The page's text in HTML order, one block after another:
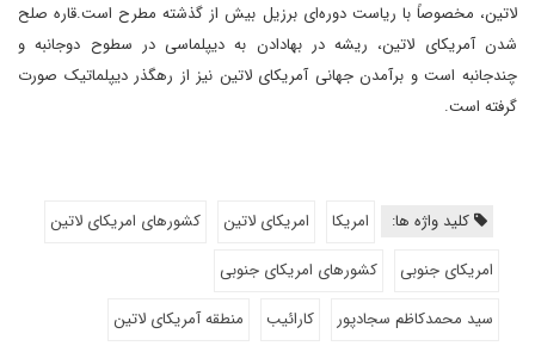
لاتین، مخصوصاً با ریاست دوره‌ای برزیل بیش از گذشته مطرح است.قاره صلح
شدن آمریکای لاتین، ریشه در بهادادن به دیپلماسی در سطوح دوجانبه و
چند‌جانبه است و برآمدن جهانی آمریکای لاتین نیز از رهگذر دیپلماتیک صورت
گرفته است.
کلید واژه ها: امریکا امریکای لاتین
کشورهای امریکای لاتین
امریکای جنوبی
کشورهای امریکای جنوبی
سید محمدکاظم سجادپور
کارائیب منطقه آمریکای لاتین